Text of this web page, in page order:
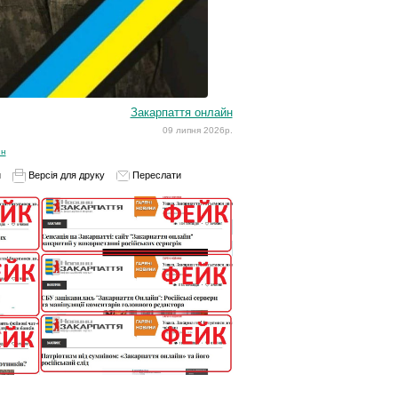
Закарпаття онлайн
09 липня 2026р.
Версія для друку Переслати